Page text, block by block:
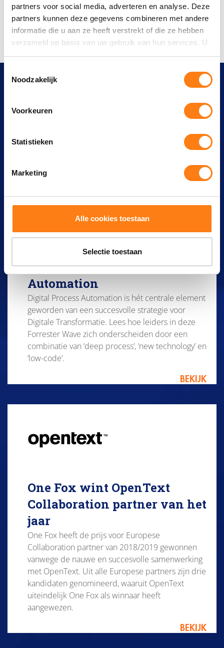
partners voor social media, adverteren en analyse. Deze
partners kunnen deze gegevens combineren met andere
informatie die u aan ze heeft verstrekt of die ze hebben
verzameld op basis van uw gebruik van hun services. U
gaat akkoord met onze cookies als u onze website blijft
t
Noodzakelijk
Voorkeuren
Statistieken
Marketing
Alle cookies toestaan
Selectie toestaan
Deel dit artikel
Wellicht vindt je deze blogs ook
OpenText leider in Forrester
Wave: Deep Digital Process
Automation
Digital Process Automation is hét centrale element
geworden van een succesvolle strategie voor
Digitale Transformatie. Lees hoe leiders in deze
Forrester Wave zich onderscheiden door een
combinatie van ‘deep process’, ‘new technology’ en
‘low-code’.
BEKIJK
One Fox wint OpenText
Collaboration partner van het
jaar
One Fox heeft de prijs voor Europese
Collaboration partner van 2018/2019 gewonnen
vanwege de nauwe en succesvolle samenwerking
met OpenText. Uit alle Europese partners zijn drie
kandidaten genomineerd, waaruit OpenText
uiteindelijk One Fox als winnaar heeft
aangewezen.
BEKIJK